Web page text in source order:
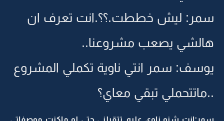
سمر: ليش خططت.؟؟.انت تعرف ان
هالشي يصعب مشروعنا..
يوسف: سمر انتي ناوية تكملي المشروع
..ماتتحملي تبقي معاي؟
سمر:انت شنو ناوي عليه..تتقبلني حتى لو ماكنت موصفاتي